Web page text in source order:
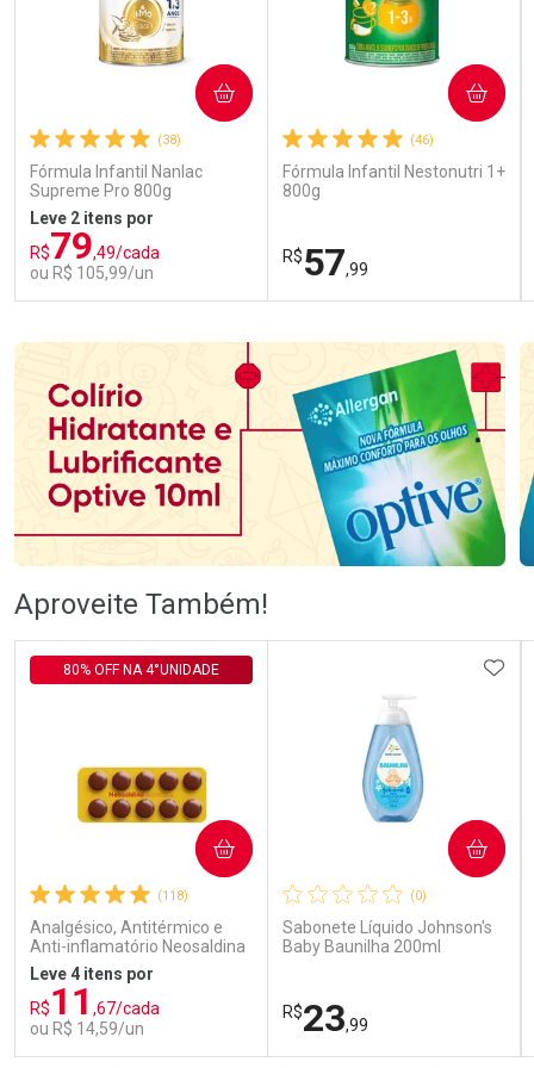
(38)
Fórmula Infantil Nanlac
Supreme Pro 800g
Leve 2 itens por
R$79,49/cada
ou R$ 105,99/un
COMPRAR
Comprar sem Desconto
Por R$ 105,99/cada
Comprar sem Desconto
Por R$ 105,99/cada
(46)
Fórmula Infantil Nestonutri 1+
800g
R$57,99
COMPRAR
Laboratório
Comprar sem Desconto
Por Menos
Comprar sem Desconto
Aproveite Também!
(118)
Analgésico, Antitérmico e
Anti-inflamatório Neosaldina
30mg + 300mg + 30mg 10
Drágeas
80% OFF NA 4°UNIDADE
Leve 4 itens por
R$11 ,67/cada
ou R$ 14,59/un
COMPRAR
(0)
Sabonete Líquido Johnson's
Baby Baunilha 200ml
R$23,99
COMPRAR